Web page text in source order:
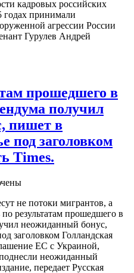
кадровых российских
годах принимали
агрессии России
Гурулев Андрей
прошедшего в
получил
пишет в
под заголовком
Times.
не потоки мигрантов, а
результатам прошедшего в
неожиданный бонус,
заголовком Голландская
ЕС с Украиной,
неожиданный
передает Русская